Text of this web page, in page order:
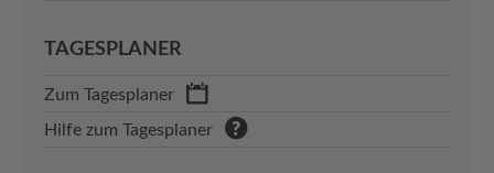
TAGESPLANER
Zum Tagesplaner
Hilfe zum Tagesplaner